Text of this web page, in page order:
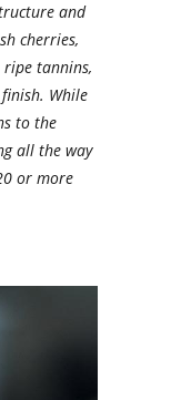
and
cherries,
ripe tannins,
While
to the
all the way
or more